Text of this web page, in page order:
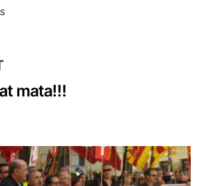
mata!!!